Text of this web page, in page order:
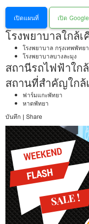
เปิดแผนที่ เปิด
โรงพยาบาลใกล้เ
โรงพยาบาล กรุงเทพพัทยา
โรงพยาบาลบางละมุง
สถานีรถไฟฟ้าใก
สถานที่สำคัญใกล้
ฟาร์มแกะพัทยา
หาดพัทยา
บันทึก | Share